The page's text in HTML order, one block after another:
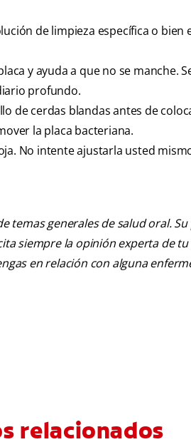
de limpieza específica o bien
y ayuda a que no se manche.
profundo.
de cerdas blandas antes de
la placa bacteriana.
No intente ajustarla usted
temas generales de salud oral.
siempre la opinión experta de
en relación con alguna
relacionados